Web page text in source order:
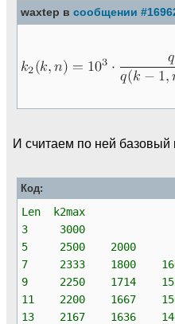
waxtep в сообщении
И считаем по ней базовый
Код:
Len k2max
3 3000
5 2500 2000
7 2333 1800
9 2250 1714
11 2200 1667
13 2167 1636